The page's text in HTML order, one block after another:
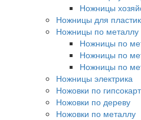
Ножницы
Ножницы для
Ножницы по металлу
Ножницы по
Ножницы по
Ножницы по
Ножницы электрика
Ножовки по
Ножовки по дереву
Ножовки по металлу